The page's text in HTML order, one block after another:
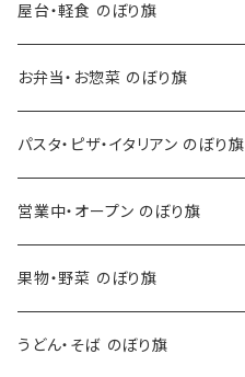
屋台・軽食 のぼり旗
お弁当・お惣菜 のぼり旗
パスタ・ピザ・イタリアン のぼり旗
営業中・オープン のぼり旗
果物・野菜 のぼり旗
うどん・そば のぼり旗